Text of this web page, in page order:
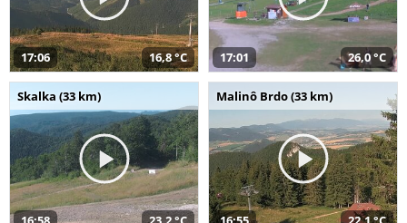
17:06 16,8 °C 17:01 26,0 °C
Skalka (33 km) Malinô Brdo (33 km)